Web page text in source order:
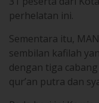
Sementara itu,
dengan tiga
qur’an putra dan
Pada hari ini